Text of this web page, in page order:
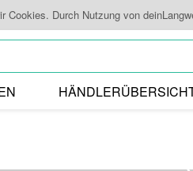
Durch Nutzung von